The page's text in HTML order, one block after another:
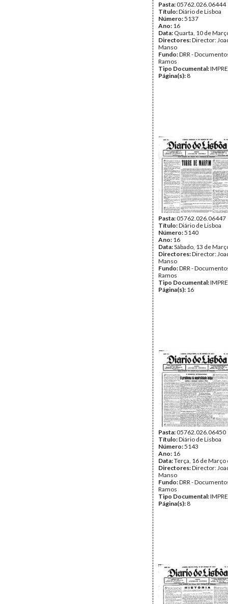
Pasta:05762.026.06444
Título:Diário de Lisboa
Número:5137
Ano: 16
Data: Quarta, 10 de
Directores:Director:
Manso
Fundo:DRR -
Ramos
Tipo Documental:
Página(s): 8
Pasta:05762.026.06447
Título:Diário de Lisboa
Número:5140
Ano: 16
Data:Sábado, 13 de
Directores:Director:
Manso
Fundo:DRR -
Ramos
Tipo Documental:
Página(s): 16
Pasta:05762.026.06450
Título:Diário de Lisboa
Número:5143
Ano: 16
Data:Terça, 16 de Março
Directores:Director:
Manso
Fundo:DRR -
Ramos
Tipo Documental:
Página(s): 8